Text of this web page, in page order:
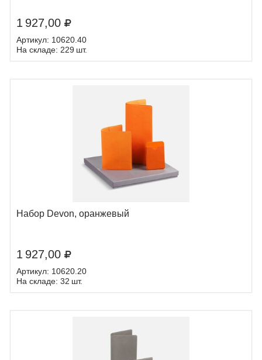
1 927,00
Артикул: 10620.40
На складе: 229 шт.
Набор Devon, оранжевый
1 927,00
Артикул: 10620.20
На складе: 32 шт.